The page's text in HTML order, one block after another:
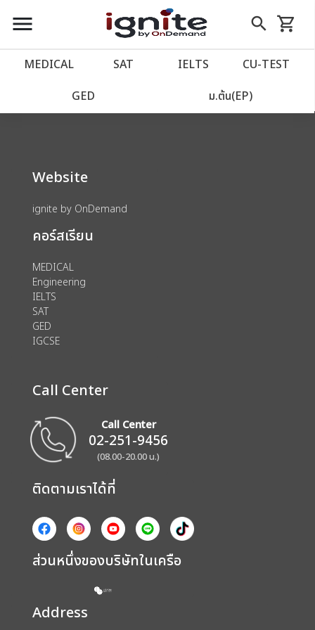
close
account_balance หน้าแรก
เว็บไซต์อิกไนท์
import_contacts วางแผนการเรียน
account_circle เข้าสู่ระบบ
assignment ลงทะเบียน
menu search
Skip
to
shopping_cart
รถเข็น
MEDICAL SAT IELTS CU‑TEST
GED ม.ต้น(EP)
We could not find anything for 80002040
Website
ignite by OnDemand
คอร์สเรียน
MEDICAL
Engineering
IELTS
SAT
GED
IGCSE
Call Center
Call Center
02-251-9456
(08.00-20.00 น.)
ติดตามเราได้ที่
ส่วนหนึ่งของบริษัทในเครือ
Address